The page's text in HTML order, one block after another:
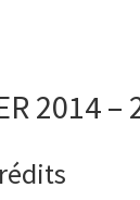
2014 –